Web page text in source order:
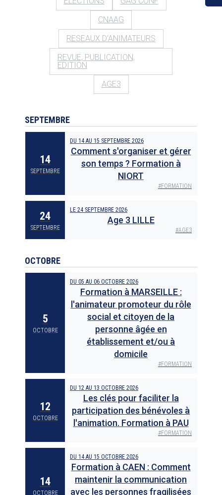
CNAAG
RESEAUX D'ANIMATEURS
REVUE, PUBLICATION,
EDITION
AGE3
SEPTEMBRE
14
SEPTEMBRE
DU 14 AU 15 SEPTEMBRE 2026
Comment s'organiser et gérer
son temps ? Formation à
NIORT
#FORMATION
24
SEPTEMBRE
LE 24 SEPTEMBRE 2026
Age 3 LILLE
#AGE3
OCTOBRE
5
OCTOBRE
DU 05 AU 06 OCTOBRE 2026
Formation à MARSEILLE :
l'animateur promoteur du rôle
social et citoyen de la
personne âgée en
établissement et/ou à
domicile
#FORMATION
12
OCTOBRE
DU 12 AU 13 OCTOBRE 2026
Les clés pour faciliter la
participation des bénévoles à
l'animation. Formation à PAU
#FORMATION
14
OCTOBRE
DU 14 AU 15 OCTOBRE 2026
Formation à CAEN : Comment
maintenir la communication
avec les personnes fragilisées